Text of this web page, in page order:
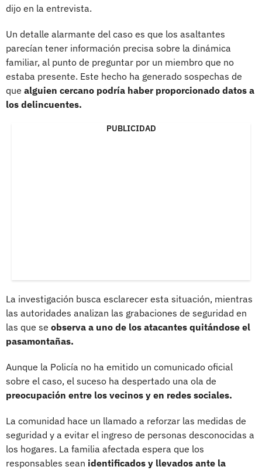
dijo en la entrevista.
Un detalle alarmante del caso es que los asaltantes
parecían tener información precisa sobre la dinámica
familiar, al punto de preguntar por un miembro que no
estaba presente. Este hecho ha generado sospechas de
que alguien cercano podría haber proporcionado datos a
los delincuentes.
PUBLICIDAD
La investigación busca esclarecer esta situación, mientras
las autoridades analizan las grabaciones de seguridad en
las que se observa a uno de los atacantes quitándose el
pasamontañas.
Aunque la Policía no ha emitido un comunicado oficial
sobre el caso, el suceso ha despertado una ola de
preocupación entre los vecinos y en redes sociales.
La comunidad hace un llamado a reforzar las medidas de
seguridad y a evitar el ingreso de personas desconocidas a
los hogares. La familia afectada espera que los
responsables sean identificados y llevados ante la